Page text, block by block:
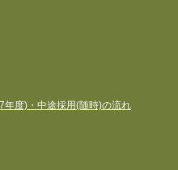
年度)・中途採用(随時)の流れ